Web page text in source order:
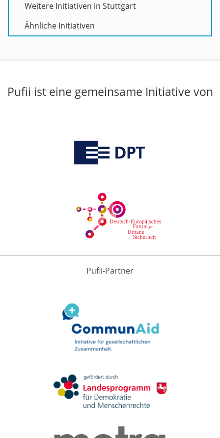
Weitere Initiativen in Stuttgart
Ähnliche Initiativen
Pufii ist eine gemeinsame Initiative von
Pufii-Partner